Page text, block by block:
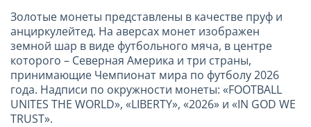
Золотые монеты представлены в качестве пруф и
анциркулейтед. На аверсах монет изображен
земной шар в виде футбольного мяча, в центре
которого – Северная Америка и три страны,
принимающие Чемпионат мира по футболу 2026
года. Надписи по окружности монеты: «FOOTBALL
UNITES THE WORLD», «LIBERTY», «2026» и «IN GOD WE
TRUST».